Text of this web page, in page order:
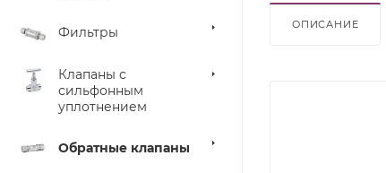
Фильтры
Клапаны с
сильфонным
уплотнением
Обратные клапаны
ОПИСАНИЕ